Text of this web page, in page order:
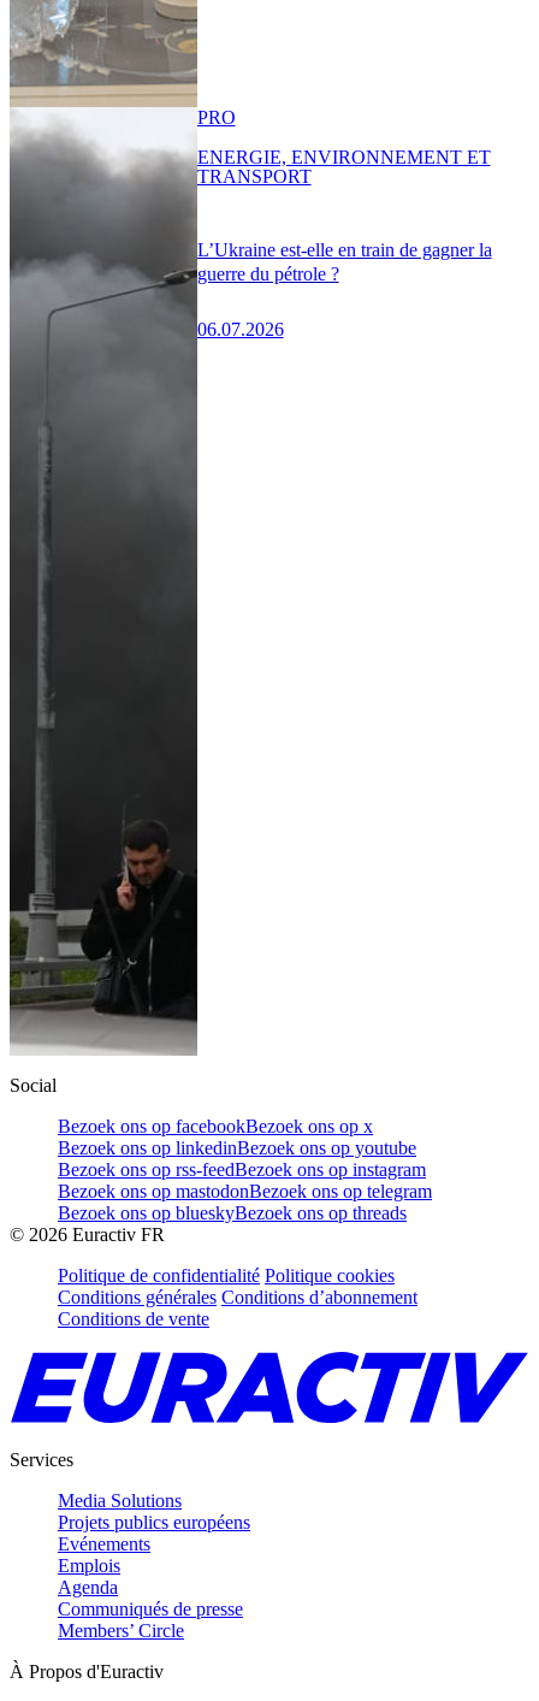
L’Ukraine est-elle en train de gagner la
guerre du pétrole ?
06.07.2026
PRO
ENERGIE, ENVIRONNEMENT ET
TRANSPORT
Social
Bezoek ons op facebookBezoek ons op x
Bezoek ons op linkedinBezoek ons op youtube
Bezoek ons op rss-feedBezoek ons op instagram
Bezoek ons op mastodonBezoek ons op telegram
Bezoek ons op blueskyBezoek ons op threads
© 2026 Euractiv FR
Politique de confidentialité Politique cookies
Conditions générales Conditions d’abonnement
Conditions de vente
Services
Media Solutions
Projets publics européens
Evénements
Emplois
Agenda
Communiqués de presse
Members’ Circle
À Propos d'Euractiv